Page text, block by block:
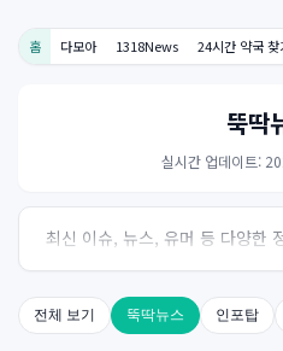
홈 다모아 1318News 24시간 약국 찾
뚝딱
실시간 업데이트:
최신 이슈, 뉴스, 유머 등 다양한
사이트입니다. 오늘의 핫
전체 보기 뚝딱뉴스 인포탑